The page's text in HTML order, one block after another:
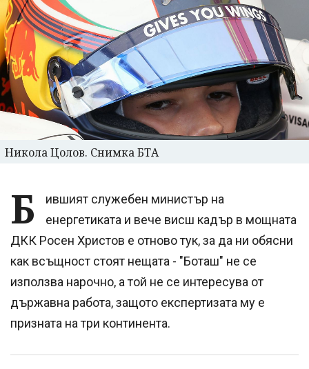
Никола Цолов. Снимка БТА
Б
ившият служебен министър на
енергетиката и вече висш кадър в мощната
ДКК Росен Христов е отново тук, за да ни обясни
как всъщност стоят нещата - "Боташ" не се
използва нарочно, а той не се интересува от
държавна работа, защото експертизата му е
призната на три континента.